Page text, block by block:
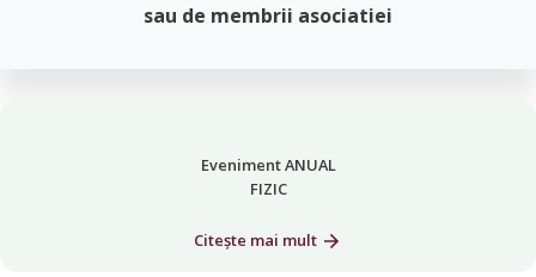
sau de membrii asociatiei
Eveniment ANUAL
FIZIC
Citește mai mult